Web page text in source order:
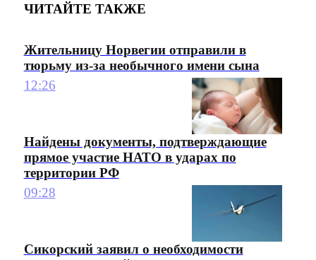
ЧИТАЙТЕ ТАКЖЕ
Жительницу Норвегии отправили в
тюрьму из-за необычного имени сына
12:26
Найдены документы, подтверждающие
прямое участие НАТО в ударах по
территории РФ
09:28
Сикорский заявил о необходимости